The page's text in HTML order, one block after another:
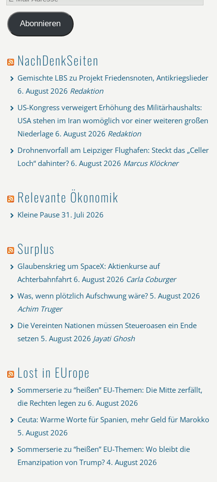
Mail-
AdresseAbonnieren
NachDenkSeiten
Gemischte LBS zu Projekt Friedensnoten, Antikriegslieder
6. August 2026 Redaktion
US-Kongress verweigert Erhöhung des Militärhaushalts:
USA stehen im Iran womöglich vor einer weiteren großen
Niederlage 6. August 2026 Redaktion
Drohnenvorfall am Leipziger Flughafen: Steckt das „Celler
Loch“ dahinter? 6. August 2026 Marcus Klöckner
Relevante Ökonomik
Kleine Pause 31. Juli 2026
Surplus
Glaubenskrieg um SpaceX: Aktienkurse auf
Achterbahnfahrt 6. August 2026 Carla Coburger
Was, wenn plötzlich Aufschwung wäre? 5. August 2026
Achim Truger
Die Vereinten Nationen müssen Steueroasen ein Ende
setzen 5. August 2026 Jayati Ghosh
Lost in EUrope
Sommerserie zu “heißen” EU-Themen: Die Mitte zerfällt,
die Rechten legen zu 6. August 2026
Ceuta: Warme Worte für Spanien, mehr Geld für Marokko
5. August 2026
Sommerserie zu “heißen” EU-Themen: Wo bleibt die
Emanzipation von Trump? 4. August 2026